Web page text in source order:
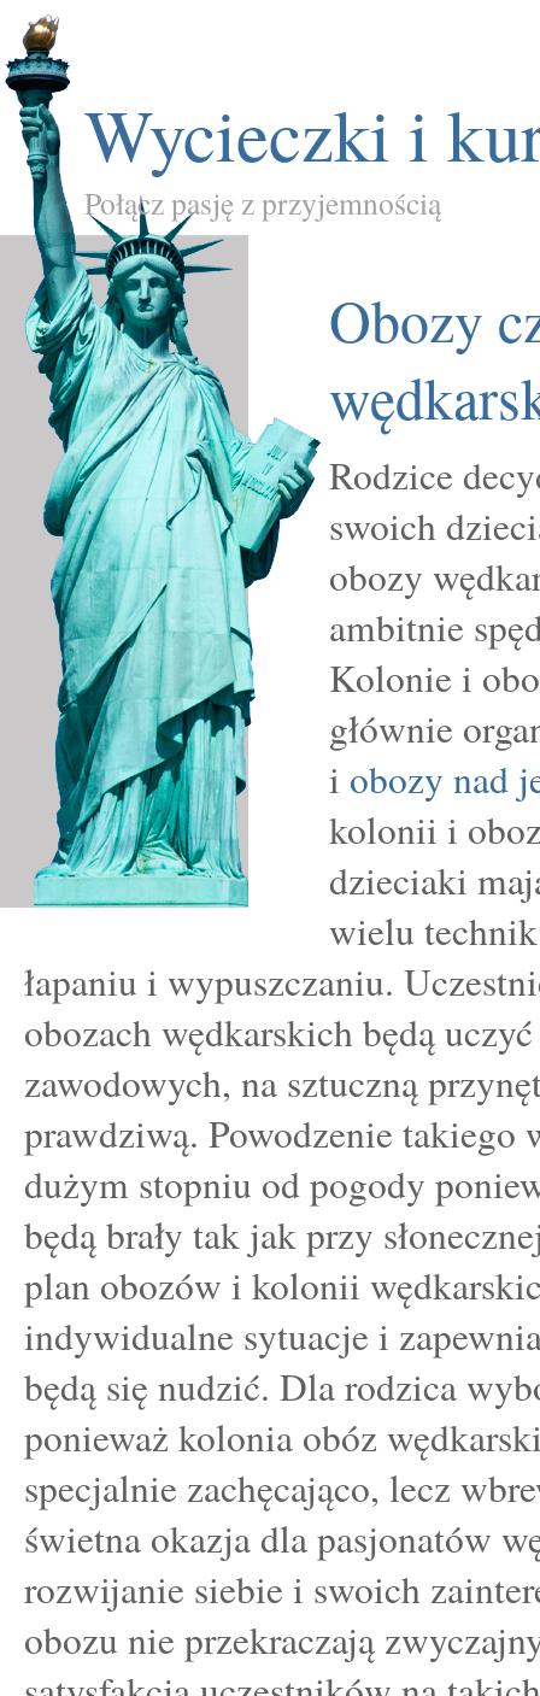
Wycieczki i
Połącz pasję z przyjemnością
Obozy
Rodzice
swoich
obozy
ambitnie
Kolonie i
głównie
i obozy nad
kolonii i
dzieciaki
wielu
łapaniu i wypuszczaniu.
obozach wędkarskich będą
zawodowych, na sztuczną
prawdziwą. Powodzenie takiego
dużym stopniu od pogody
będą brały tak jak przy
plan obozów i kolonii
indywidualne sytuacje i
będą się nudzić. Dla rodzica
ponieważ kolonia obóz
specjalnie zachęcająco, lecz
świetna okazja dla pasjonatów
rozwijanie siebie i swoich
obozu nie przekraczają